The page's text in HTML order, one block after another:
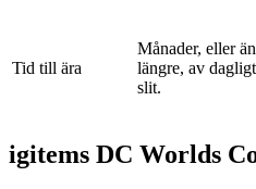
Tid till ära
Månader, eller
längre, av dagligt
slit.
igitems DC Worlds